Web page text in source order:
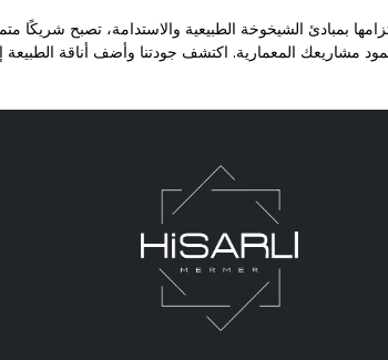
بمبادئ الشيخوخة الطبيعية والاستدامة، تصبح شريكًا